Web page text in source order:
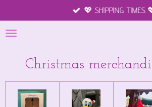
direct
naar
hoofdinhoud
💖 SHIPPING TIMES
Christmas